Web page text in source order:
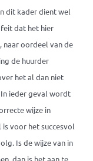
dit kader dient wel
dat het hier
oordeel van de
de huurder
het al dan niet
ieder geval wordt
wijze in
voor het succesvol
Is de wijze van in
dan is het aan te